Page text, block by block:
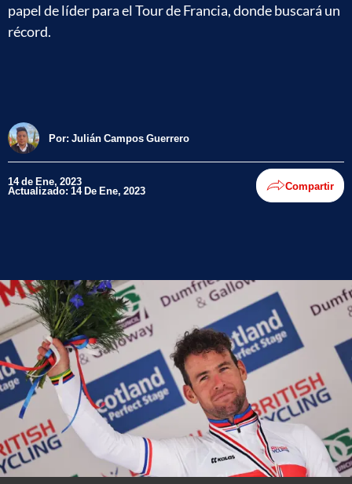
papel de líder para el Tour de Francia, donde buscará un
récord.
Por: Julián Campos Guerrero
14 de Ene, 2023
Actualizado: 14 De Ene, 2023 Compartir